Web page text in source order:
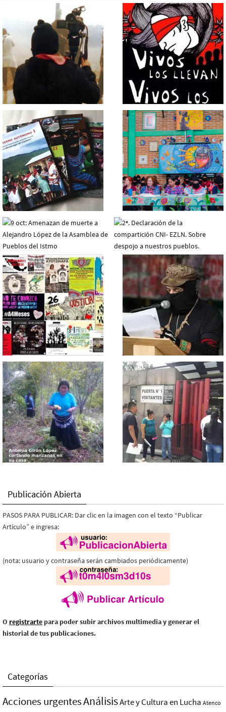
Publicación Abierta
PASOS PARA PUBLICAR: Dar clic en la imagen con el texto “Publicar
Artículo” e ingresa:
(nota: usuario y contraseña serán cambiados periódicamente)
O registrarte para poder subir archivos multimedia y generar el
historial de tus publicaciones.
Categorías
Acciones urgentesAnálisisArte y Cultura en Lucha Atenco